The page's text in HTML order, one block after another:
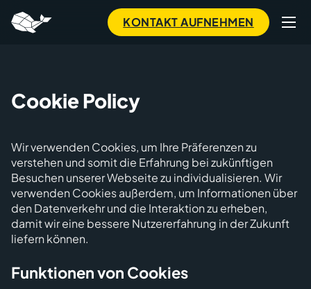
main
content
KONTAKT AUFNEHMEN
Cookie Policy
Wir verwenden Cookies, um Ihre Präferenzen zu
verstehen und somit die Erfahrung bei zukünftigen
Besuchen unserer Webseite zu individualisieren. Wir
verwenden Cookies außerdem, um Informationen über
den Datenverkehr und die Interaktion zu erheben,
damit wir eine bessere Nutzererfahrung in der Zukunft
liefern können.
Funktionen von Cookies